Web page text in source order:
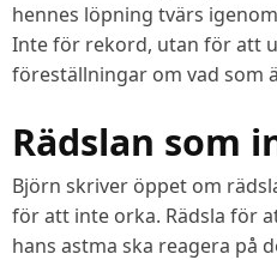
hennes löpning tvärs
Inte för rekord, utan för att
föreställningar om vad som
Rädslan som
Björn skriver öppet om
för att inte orka. Rädsla för
hans astma ska reagera på